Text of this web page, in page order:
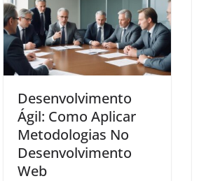
Desenvolvimento
Ágil: Como Aplicar
Metodologias No
Desenvolvimento
Web